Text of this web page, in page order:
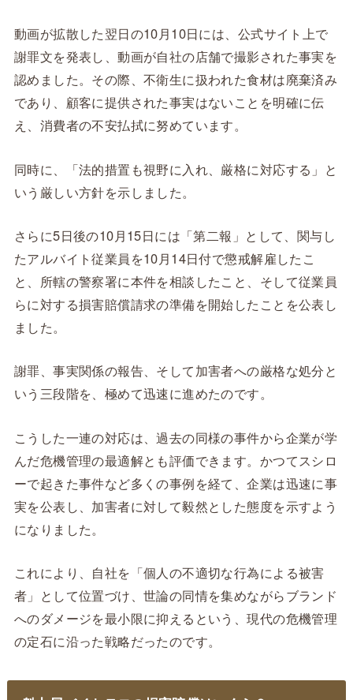
動画が拡散した翌日の10月10日には、公式サイト上で
謝罪文を発表し、動画が自社の店舗で撮影された事実を
認めました。その際、不衛生に扱われた食材は廃棄済み
であり、顧客に提供された事実はないことを明確に伝
え、消費者の不安払拭に努めています。
同時に、「法的措置も視野に入れ、厳格に対応する」と
いう厳しい方針を示しました。
さらに5日後の10月15日には「第二報」として、関与し
たアルバイト従業員を10月14日付で懲戒解雇したこ
と、所轄の警察署に本件を相談したこと、そして従業員
らに対する損害賠償請求の準備を開始したことを公表し
ました。
謝罪、事実関係の報告、そして加害者への厳格な処分と
いう三段階を、極めて迅速に進めたのです。
こうした一連の対応は、過去の同様の事件から企業が学
んだ危機管理の最適解とも評価できます。かつてスシロ
ーで起きた事件など多くの事例を経て、企業は迅速に事
実を公表し、加害者に対して毅然とした態度を示すよう
になりました。
これにより、自社を「個人の不適切な行為による被害
者」として位置づけ、世論の同情を集めながらブランド
へのダメージを最小限に抑えるという、現代の危機管理
の定石に沿った戦略だったのです。